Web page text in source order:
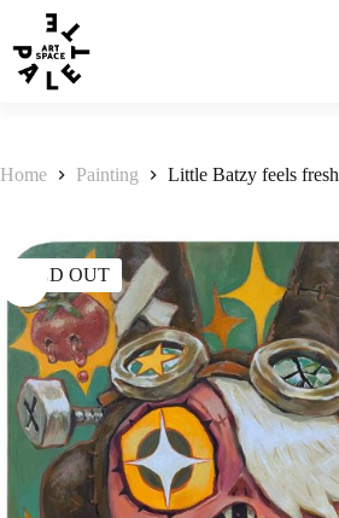
Home Painting Little Batzy feels fresh
SOLD OUT